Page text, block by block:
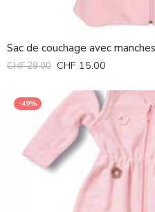
Sac de couchage avec
CHF29.00 CHF 15.00
-49%